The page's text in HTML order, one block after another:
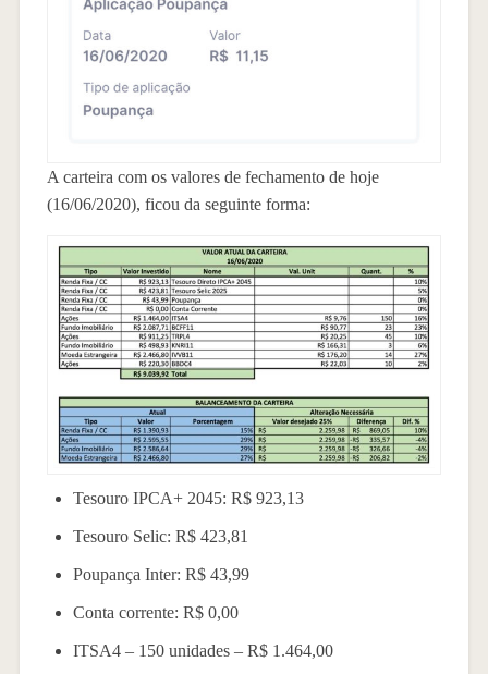
A carteira com os valores de fechamento de hoje
(16/06/2020), ficou da seguinte forma:
Tesouro IPCA+ 2045: R$ 923,13
Tesouro Selic: R$ 423,81
Poupança Inter: R$ 43,99
Conta corrente: R$ 0,00
ITSA4 – 150 unidades – R$ 1.464,00